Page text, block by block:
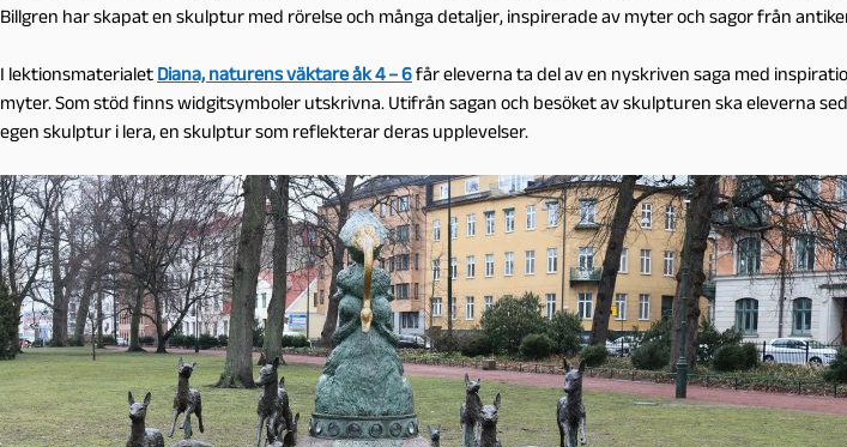
Billgren har skapat en skulptur med rörelse och många detaljer, inspirerade av myter och sagor från
I lektionsmaterialet Diana, naturens väktare åk 4 – 6får eleverna ta del av en nyskriven saga med
myter. Som stöd finns widgitsymboler utskrivna. Utifrån sagan och besöket av skulpturen ska eleverna
egen skulptur i lera, en skulptur som reflekterar deras upplevelser.